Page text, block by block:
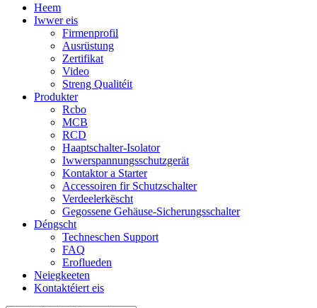
Heem
Iwwer eis
Firmenprofil
Ausrüstung
Zertifikat
Video
Streng Qualitéit
Produkter
Rcbo
MCB
RCD
Haaptschalter-Isolator
Iwwerspannungsschutzgerät
Kontaktor a Starter
Accessoiren fir Schutzschalter
Verdeelerkëscht
Gegossene Gehäuse-Sicherungsschalter
Déngscht
Techneschen Support
FAQ
Eroflueden
Neiegkeeten
Kontaktéiert eis